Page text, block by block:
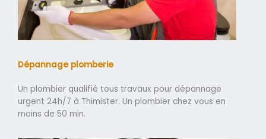
Dépannage plomberie
Un plombier qualifié tous travaux pour dépannage
urgent 24h/7 à Thimister. Un plombier chez vous en
moins de 50 min.